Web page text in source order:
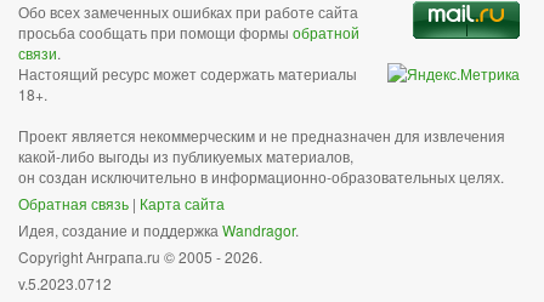
Обо всех замеченных ошибках при работе сайта
просьба сообщать при помощи формы обратной
связи.
Настоящий ресурс может содержать материалы
18+.
Проект является некоммерческим и не предназначен для извлечения
какой-либо выгоды из публикуемых материалов,
он создан исключительно в информационно-образовательных целях.
Обратная связь | Карта сайта
Идея, создание и поддержка Wandragor.
Copyright Анграпа.ru © 2005 - 2026.
v.5.2023.0712